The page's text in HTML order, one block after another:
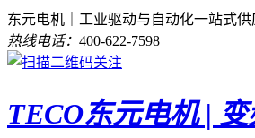
东元电机｜工业驱动与自动化一站式
热线电话： 400-622-7598
TECO东元电机 | 变